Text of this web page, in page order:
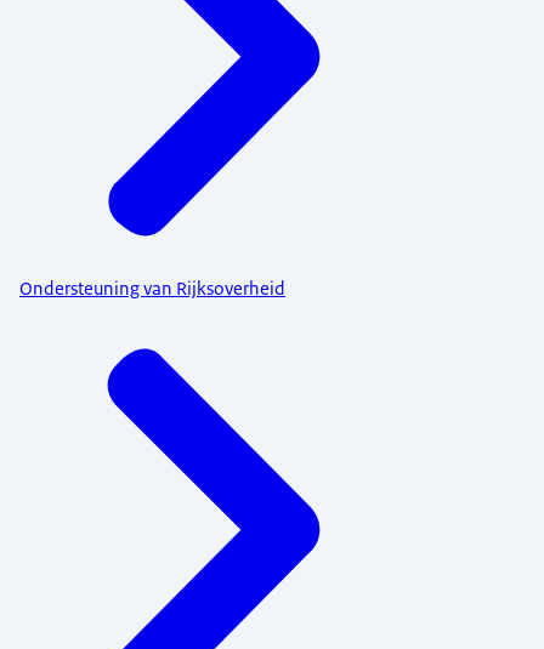
Ondersteuning van Rijksoverheid